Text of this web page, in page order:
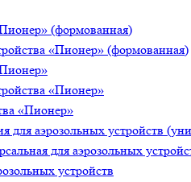
(формованная)
«Пионер» (формованная)
«Пионер»
«Пионер»
для аэрозольных устройств
для аэрозольных
устройств